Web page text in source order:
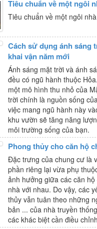
Tiêu chuẩn về một ngôi
Tiêu chuẩn về một ngôi
Cách sử dụng ánh sáng
khai vận năm mới
Ánh sáng mặt trời và ánh
đều có ngũ hành thuộc
một mô hình thu nhỏ của
trời chính là nguồn sống
việc mang ngũ hành này
khu vườn sẽ tăng năng
môi trường sống của bạn.
Phong thủy cho căn hộ
Đặc trưng của chung cư là
phần riêng lại vừa phụ
ảnh hưởng giữa các căn
nhà với nhau. Do vậy, các
thủy vẫn tuân theo những
bản ... của nhà truyền
các khác biệt cần điều